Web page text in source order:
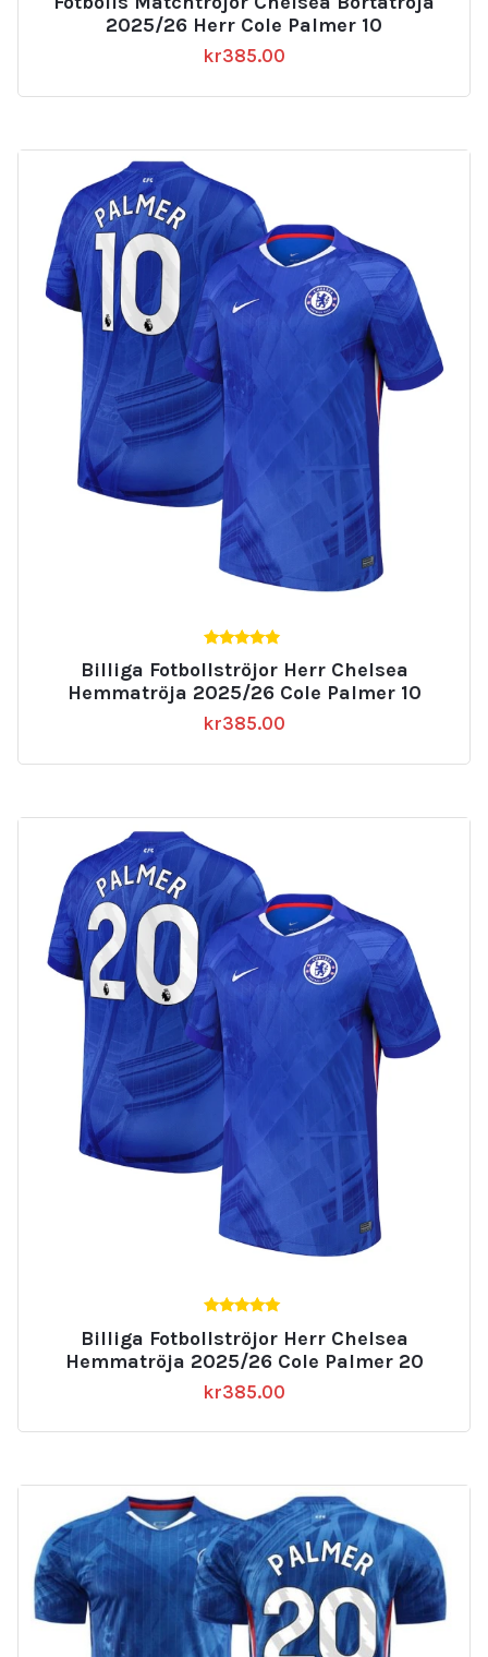
2025/26 Herr Cole Palmer 10
kr385.00
av 5
Billiga Fotbollströjor Herr Chelsea
Hemmatröja 2025/26 Cole Palmer 10
kr385.00
av 5
Billiga Fotbollströjor Herr Chelsea
Hemmatröja 2025/26 Cole Palmer 20
kr385.00